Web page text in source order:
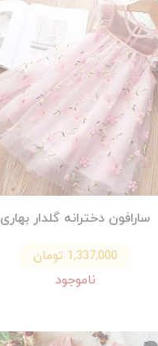
سارافون دخترانه گلدار بهاری
1,337,000 تومان
ناموجود